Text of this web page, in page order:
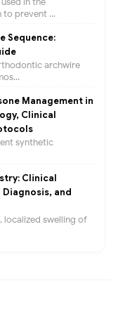
to prevent ...
Sequence:
archwire
Management in
Clinical
synthetic
Clinical
and
localized swelling of